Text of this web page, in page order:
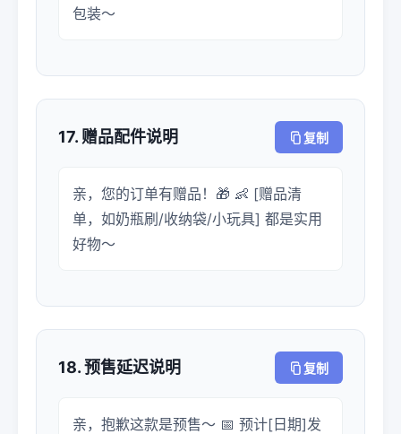
包装～
17. 赠品配件说明 复制
亲，您的订单有赠品！🎁 👶 [赠品清
单，如奶瓶刷/收纳袋/小玩具] 都是实用
好物～
18. 预售延迟说明 复制
亲，抱歉这款是预售～ 📅 预计[日期]发